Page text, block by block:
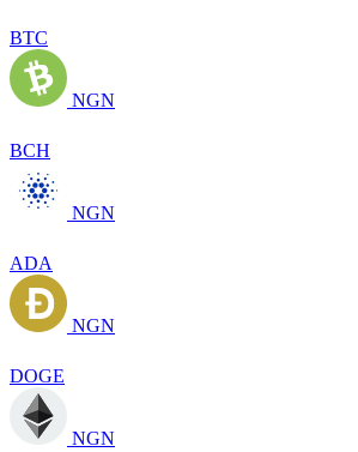
BTC
NGN
BCH
NGN
ADA
NGN
DOGE
NGN